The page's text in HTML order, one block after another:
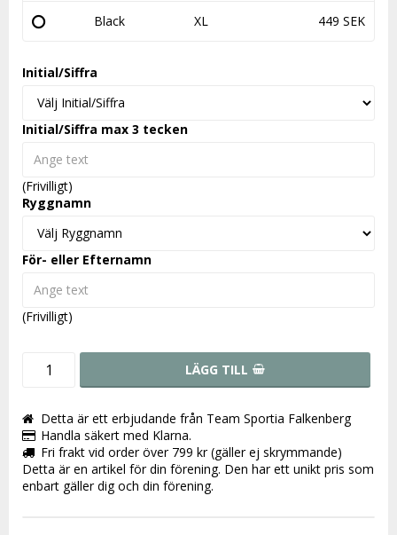
Black XL 449 SEK
Initial/Siffra
Initial/Siffra max 3 tecken
(Frivilligt)
Ryggnamn
För- eller Efternamn
(Frivilligt)
LÄGG TILL
Detta är ett erbjudande från Team Sportia Falkenberg
Handla säkert med Klarna.
Fri frakt vid order över 799 kr (gäller ej skrymmande)
Detta är en artikel för din förening. Den har ett unikt pris som
enbart gäller dig och din förening.